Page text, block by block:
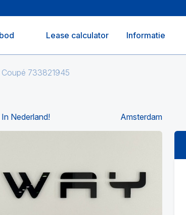
Lease calculator Informatie
733821945
Nederland! Amsterdam